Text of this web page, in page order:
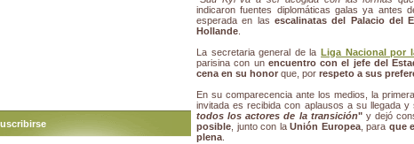
indicaron fuentes diplomáticas galas ya antes
esperada en las escalinatas del Palacio del
Hollande
La secretaria general de laLiga Nacional por
parisina con un encuentro con el jefe del
cena en su honor que, por respeto a sus
En su comparecencia ante los medios, la
invitada es recibida con aplausos a su llegada y
todos los actores de la transición"y dejó
posible , junto con laUnión Europea, para que
plena